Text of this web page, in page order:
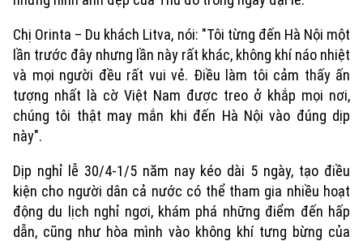
Di tích
Dinh dưỡng
Tư vấn sức khỏe
Quần vợt
Golf
Giải trí
Tin tức
Sao
Điện ảnh
Thời trang
Âm nhạc
Đã phát sóng
Chị Orinta – Du khách Litva, nói: "Tôi từng đến Hà Nội một
lần trước đây nhưng lần này rất khác, không khí náo nhiệt
và mọi người đều rất vui vẻ. Điều làm tôi cảm thấy ấn
tượng nhất là cờ Việt Nam được treo ở khắp mọi nơi,
chúng tôi thật may mắn khi đến Hà Nội vào đúng dịp
này".
Dịp nghỉ lễ 30/4-1/5 năm nay kéo dài 5 ngày, tạo điều
kiện cho người dân cả nước có thể tham gia nhiều hoạt
động du lịch nghỉ ngơi, khám phá những điểm đến hấp
dẫn, cũng như hòa mình vào không khí tưng bừng của